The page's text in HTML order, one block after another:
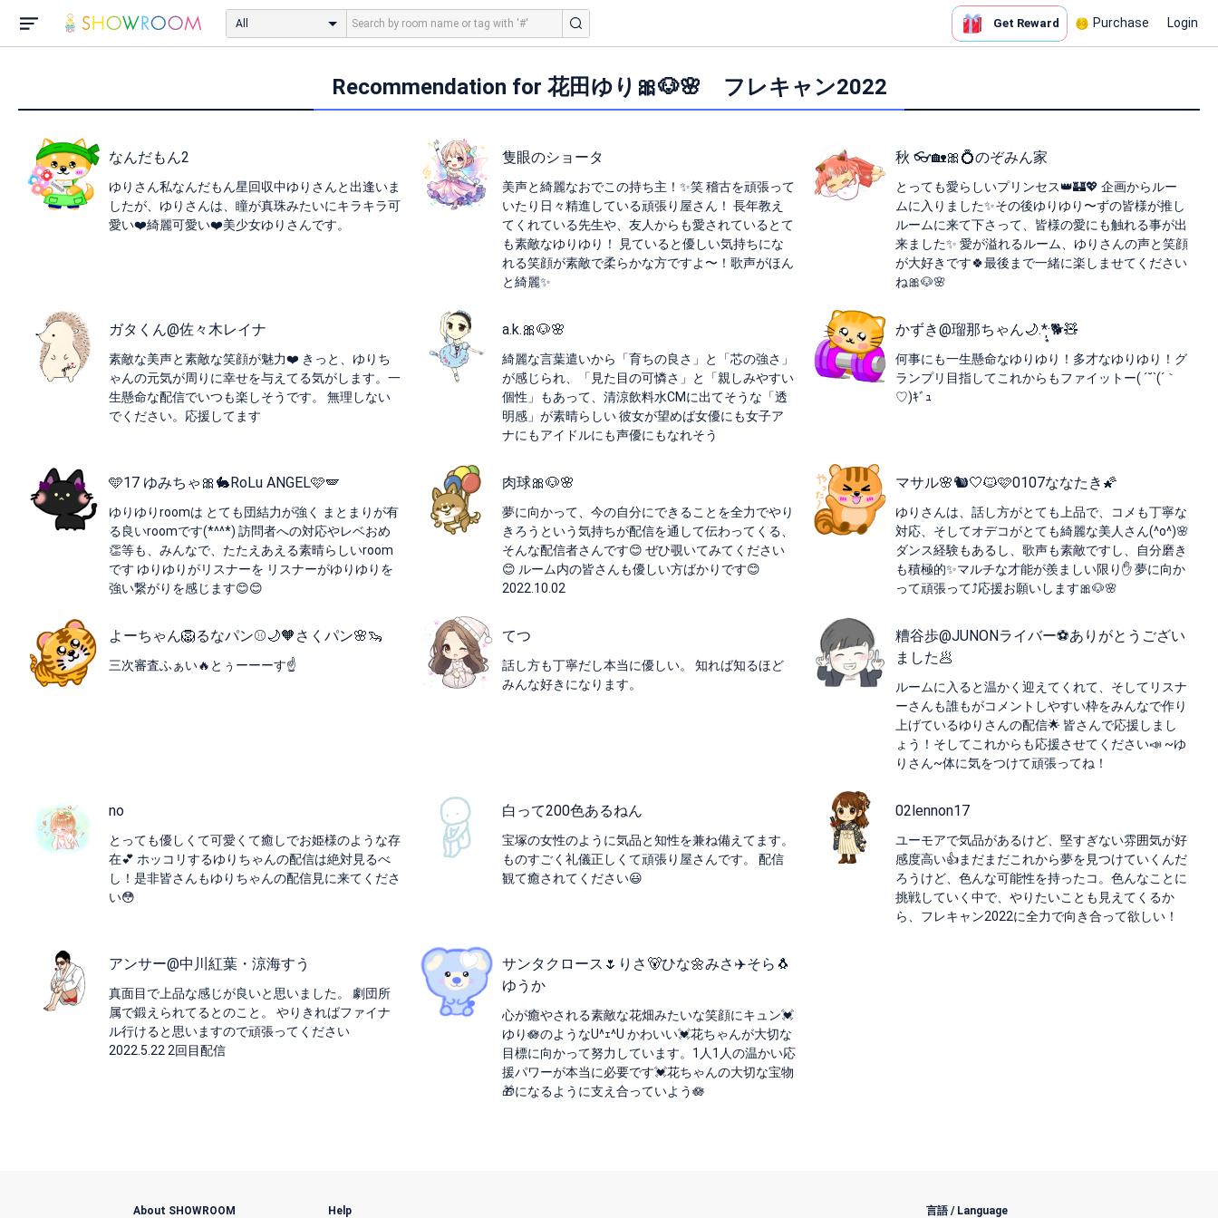
All Get Reward Purchase Login
Recommendation for 花田ゆり🎀🐶🌸 フレキャン2022
なんだもん2
ゆりさん私なんだもん星回収中ゆりさんと出逢いま
したが、ゆりさんは、瞳が真珠みたいにキラキラ可
愛い❤️綺麗可愛い❤️美少女ゆりさんです。
隻眼のショータ
美声と綺麗なおでこの持ち主！✨笑 稽古を頑張って
いたり日々精進している頑張り屋さん！ 長年教え
てくれている先生や、友人からも愛されているとて
も素敵なゆりゆり！ 見ていると優しい気持ちにな
れる笑顔が素敵で柔らかな方ですよ〜！歌声がほん
と綺麗✨
秋 👓🏡🎀💍のぞみん家
とっても愛らしいプリンセス👑🏰💖 企画からルー
ムに入りました✨その後ゆりゆり〜ずの皆様が推し
ルームに来て下さって、皆様の愛にも触れる事が出
来ました✨ 愛が溢れるルーム、ゆりさんの声と笑顔
が大好きです🍀最後まで一緒に楽しませてください
ね🎀🐶🌸
ガタくん@佐々木レイナ
素敵な美声と素敵な笑顔が魅力❤️ きっと、ゆりち
ゃんの元気が周りに幸せを与えてる気がします。一
生懸命な配信でいつも楽しそうです。 無理しない
でください。応援してます
a.k.🎀🐶🌸
綺麗な言葉遣いから「育ちの良さ」と「芯の強さ」
が感じられ、「見た目の可憐さ」と「親しみやすい
個性」もあって、清涼飲料水CMに出てそうな「透
明感」が素晴らしい 彼女が望めば女優にも女子ア
ナにもアイドルにも声優にもなれそう
かずき@瑠那ちゃん🌙.*·̩͙🐕🧸
何事にも一生懸命なゆりゆり！多才なゆりゆり！グ
ランプリ目指してこれからもファイットー‪( ´˘`(´｀
♡)ｷﾞｭ‬
🩵17 ゆみちゃ🎀🐇️RoLu ANGEL🩷🪽
ゆりゆりroomは とても団結力が強く まとまりが有
る良いroomです(*^^*) 訪問者への対応やレベおめ
👏等も、みんなで、たたえあえる素晴らしいroom
です ゆりゆりがリスナーを リスナーがゆりゆりを
強い繋がりを感じます😊😊
肉球🎀🐶🌸
夢に向かって、今の自分にできることを全力でやり
きろうという気持ちが配信を通して伝わってくる、
そんな配信者さんです😊 ぜひ覗いてみてください
😊 ルーム内の皆さんも優しい方ばかりです😊
2022.10.02
マサル🌸🐿️🤍🐱🩷0107ななたき🌠
ゆりさんは、話し方がとても上品で、コメも丁寧な
対応、そしてオデコがとても綺麗な美人さん(^o^)🌸
ダンス経験もあるし、歌声も素敵ですし、自分磨き
も積極的✨マルチな才能が羨ましい限り✋ 夢に向か
って頑張って⤴️応援お願いします🎀🐶🌸
よーちゃん🦁るなパン⚾️🌙🧡さくパン🌸🦦
三次審査ふぁい🔥とぅーーーす☝
てつ
話し方も丁寧だし本当に優しい。 知れば知るほど
みんな好きになります。
糟谷歩@JUNONライバー⚽️ありがとうござい
ました🥟
ルームに入ると温かく迎えてくれて、そしてリスナ
ーさんも誰もがコメントしやすい枠をみんなで作り
上げているゆりさんの配信🌟 皆さんで応援しまし
ょう！そしてこれからも応援させてください📣 ~ゆ
りさん~体に気をつけて頑張ってね！
no
とっても優しくて可愛くて癒しでお姫様のような存
在💕 ホッコリするゆりちゃんの配信は絶対見るべ
し！是非皆さんもゆりちゃんの配信見に来てくださ
い😳
白って200色あるねん
宝塚の女性のように気品と知性を兼ね備えてます。
ものすごく礼儀正しくて頑張り屋さんです。 配信
観て癒されてください😃
02lennon17
ユーモアで気品があるけど、堅すぎない雰囲気が好
感度高い👍まだまだこれから夢を見つけていくんだ
ろうけど、色んな可能性を持ったコ。色んなことに
挑戦していく中で、やりたいことも見えてくるか
ら、フレキャン2022に全力で向き合って欲しい！
アンサー@中川紅葉・涼海すう
真面目で上品な感じが良いと思いました。 劇団所
属で鍛えられてるとのこと。 やりきればファイナ
ル行けると思いますので頑張ってください
2022.5.22 2回目配信
サンタクロース🌷りさ🐻ひな🌼みさ✈️そら🐧
ゆうか
心が癒やされる素敵な花畑みたいな笑顔にキュン💓
ゆり🪷のようなU^ｪ^U かわいい💓花ちゃんが大切な
目標に向かって努力しています。1人1人の温かい応
援パワーが本当に必要です💓花ちゃんの大切な宝物
🎁になるように支え合っていよう🪷
About SHOWROOM Help 言語 / Language